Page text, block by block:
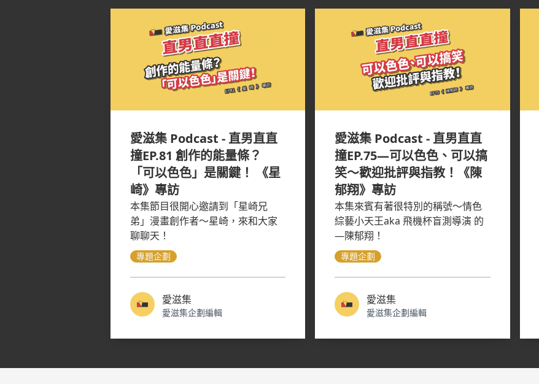
愛滋集 Podcast - 直男直直
撞EP.81 創作的能量條？
「可以色色」是關鍵！ 《星
崎》專訪
本集節目很開心邀請到「星崎兄
弟」漫畫創作者～星崎，來和大家
聊聊天！
專題企劃
愛滋集
愛滋集企劃編輯
愛滋集 Podcast - 直男直直
撞EP.75—可以色色、可以搞
笑～歡迎批評與指教！《陳
郁翔》專訪
本集來賓有著很特別的稱號～情色
綜藝小天王aka 飛機杯盲測導演 的
—陳郁翔！
專題企劃
愛滋集
愛滋集企劃編輯